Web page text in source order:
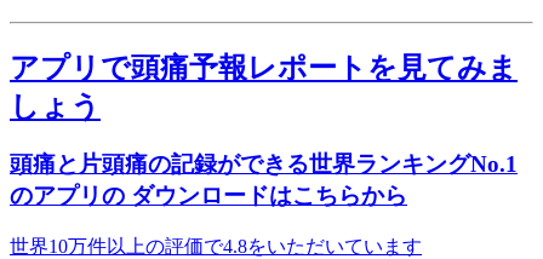
アプリで頭痛予報レポートを見てみま
しょう
頭痛と片頭痛の記録ができる世界ランキングNo.1
のアプリの ダウンロードはこちらから
世界10万件以上の評価で4.8をいただいています